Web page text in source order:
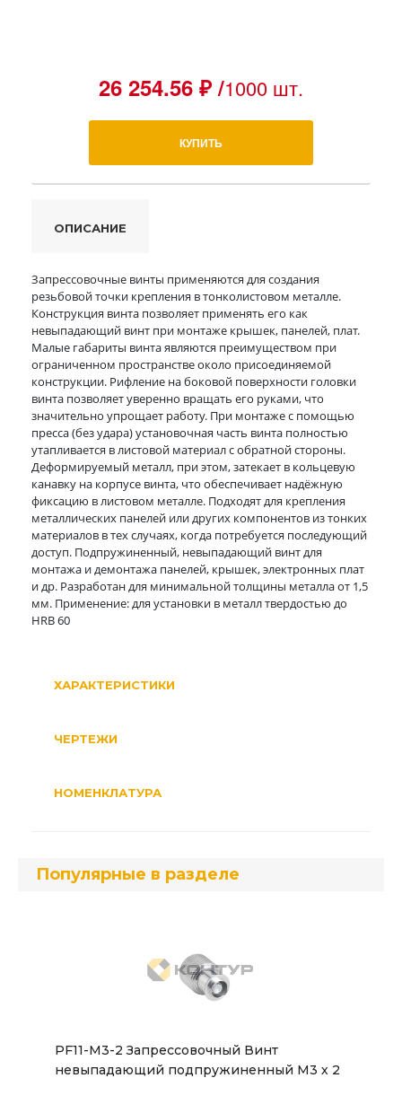
26 254.56 ₽ /1000 шт.
КУПИТЬ
ОПИСАНИЕ
Запрессовочные винты применяются для создания
резьбовой точки крепления в тонколистовом металле.
Конструкция винта позволяет применять его как
невыпадающий винт при монтаже крышек, панелей, плат.
Малые габариты винта являются преимуществом при
ограниченном пространстве около присоединяемой
конструкции. Рифление на боковой поверхности головки
винта позволяет уверенно вращать его руками, что
значительно упрощает работу. При монтаже с помощью
пресса (без удара) установочная часть винта полностью
утапливается в листовой материал с обратной стороны.
Деформируемый металл, при этом, затекает в кольцевую
канавку на корпусе винта, что обеспечивает надёжную
фиксацию в листовом металле. Подходят для крепления
металлических панелей или других компонентов из тонких
материалов в тех случаях, когда потребуется последующий
доступ. Подпружиненный, невыпадающий винт для
монтажа и демонтажа панелей, крышек, электронных плат
и др. Разработан для минимальной толщины металла от 1,5
мм. Применение: для установки в металл твердостью до
HRB 60
ХАРАКТЕРИСТИКИ
ЧЕРТЕЖИ
НОМЕНКЛАТУРА
Популярные в разделе
PF11-M3-2 Запрессовочный Винт
невыпадающий подпружиненный М3 х 2